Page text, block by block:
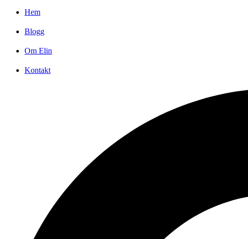
Hem
Blogg
Om Elin
Kontakt